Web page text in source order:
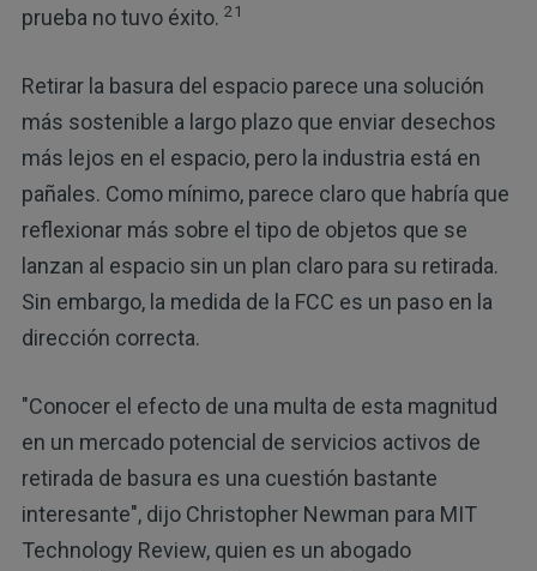
prueba no tuvo éxito. 21
Retirar la basura del espacio parece una solución
más sostenible a largo plazo que enviar desechos
más lejos en el espacio, pero la industria está en
pañales. Como mínimo, parece claro que habría que
reflexionar más sobre el tipo de objetos que se
lanzan al espacio sin un plan claro para su retirada.
Sin embargo, la medida de la FCC es un paso en la
dirección correcta.
"Conocer el efecto de una multa de esta magnitud
en un mercado potencial de servicios activos de
retirada de basura es una cuestión bastante
interesante", dijo Christopher Newman para MIT
Technology Review, quien es un abogado